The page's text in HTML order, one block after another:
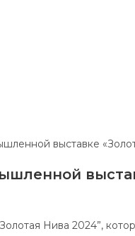
выставке
Нива 2024”,